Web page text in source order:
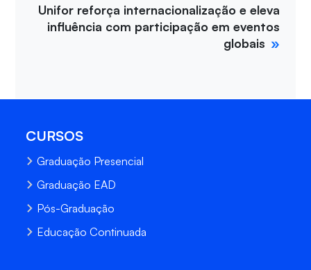
Unifor reforça internacionalização e eleva
influência com participação em eventos
globais
CURSOS
Graduação Presencial
Graduação EAD
Pós-Graduação
Educação Continuada